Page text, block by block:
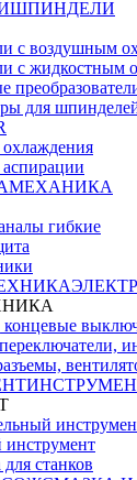
ШПИНДЕЛИ
с воздушным
с жидкостным
для
МЕХАНИКА
гибкие
станков